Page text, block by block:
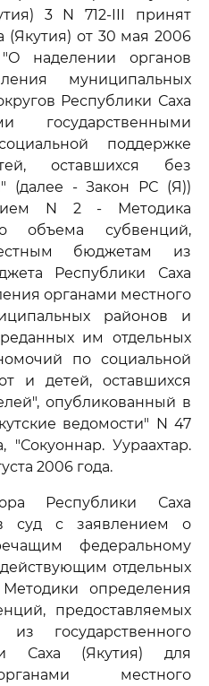
3 N 712-III принят
(Якутия) от 30 мая 2006
наделении органов
муниципальных
Республики Саха
государственными
поддержке
оставшихся без
(далее - Закон РС (Я))
N 2 - Методика
объема субвенций,
бюджетам из
Республики Саха
органами местного
районов и
им отдельных
по социальной
и детей, оставшихся
опубликованный в
ведомости" N 47
Уураахтар.
2006 года.
Республики Саха
суд с заявлением о
федеральному
отдельных
определения
предоставляемых
государственного
Саха (Якутия) для
местного